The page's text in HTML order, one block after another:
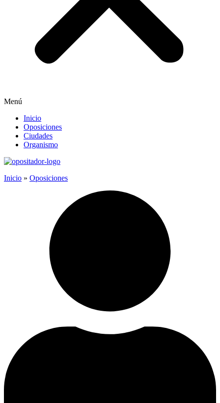
Menú
Inicio
Oposiciones
Ciudades
Organismo
Inicio » Oposiciones